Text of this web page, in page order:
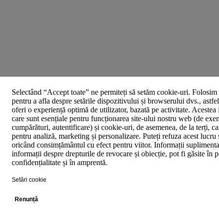
Selectând “Accept toate” ne permiteți să setăm cookie-uri.
pentru a afla despre setările dispozitivului și browserului dvs.,
oferi o experiență optimă de utilizator, bazată pe activitate.
care sunt esențiale pentru funcționarea site-ului nostru web (de
cumpărături, autentificare) și cookie-uri, de asemenea, de la terți,
pentru analiză, marketing și personalizare. Puteți refuza acest
oricând consimțământul cu efect pentru viitor. Informații
informații despre drepturile de revocare și obiecție, pot fi găsite în
confidențialitate și în amprentă.
Setări cookie
Renunță